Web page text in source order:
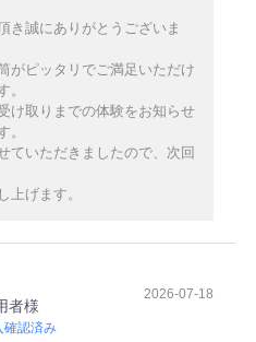
き誠にありがとうございま
がピッタリでご満足いただけ
。
け取りまでの体験をお知らせ
。
ていただきましたので、次回
上げます。
者様
確認済み
2026-07-18